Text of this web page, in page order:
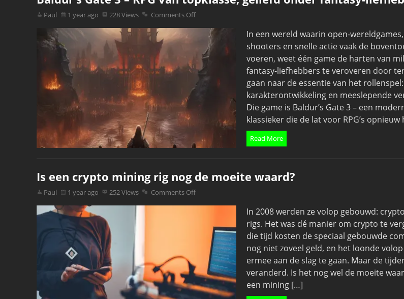
Paul 1 year ago 228 Views Comments Off
In een wereld waarin open-
shooters en snelle actie vaak de
voeren, weet één game de harten van
fantasy-liefhebbers te veroveren door
gaan naar de essentie van het
karakterontwikkeling en meeslepende
Die game is Baldur’s Gate 3 – een
klassieker die de lat voor RPG’s
Read More
Is een crypto mining rig nog de moeite waard?
Paul 1 year ago 252 Views Comments Off
In 2008 werden ze volop gebouwd:
rigs. Het was dé manier om crypto te
die tijd kosten de speciaal gebouwde
nog niet zoveel geld, en het loonde
ermee aan de slag te gaan. Maar de
veranderd. Is het nog wel de moeite
een mining […]